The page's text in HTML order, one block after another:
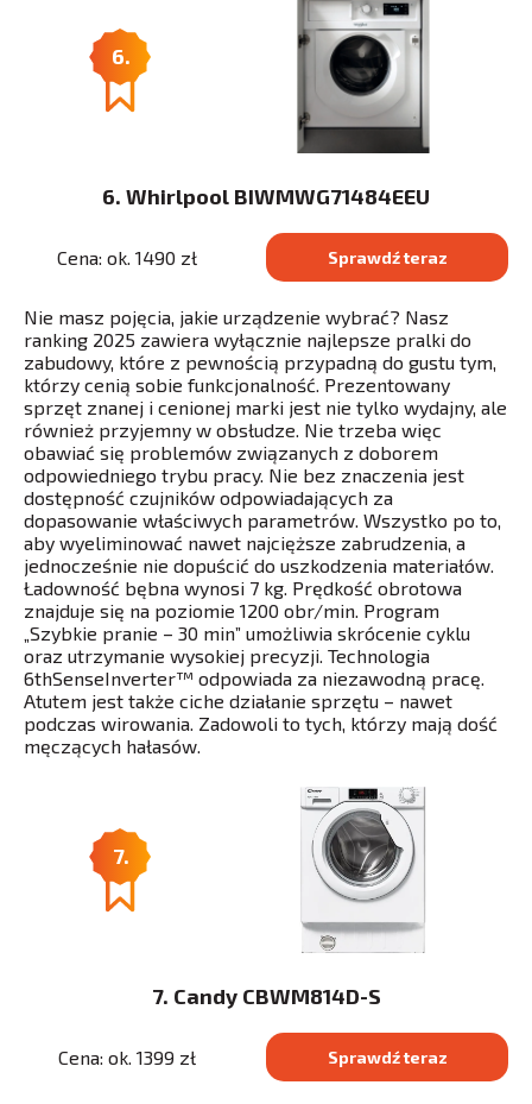
6.
6. Whirlpool BIWMWG71484EEU
Cena: ok. 1490 zł Sprawdź teraz
Nie masz pojęcia, jakie urządzenie wybrać? Nasz
ranking 2025 zawiera wyłącznie najlepsze pralki do
zabudowy, które z pewnością przypadną do gustu tym,
którzy cenią sobie funkcjonalność. Prezentowany
sprzęt znanej i cenionej marki jest nie tylko wydajny, ale
również przyjemny w obsłudze. Nie trzeba więc
obawiać się problemów związanych z doborem
odpowiedniego trybu pracy. Nie bez znaczenia jest
dostępność czujników odpowiadających za
dopasowanie właściwych parametrów. Wszystko po to,
aby wyeliminować nawet najcięższe zabrudzenia, a
jednocześnie nie dopuścić do uszkodzenia materiałów.
Ładowność bębna wynosi 7 kg. Prędkość obrotowa
znajduje się na poziomie 1200 obr/min. Program
„Szybkie pranie – 30 min” umożliwia skrócenie cyklu
oraz utrzymanie wysokiej precyzji. Technologia
6thSenseInverter™ odpowiada za niezawodną pracę.
Atutem jest także ciche działanie sprzętu – nawet
podczas wirowania. Zadowoli to tych, którzy mają dość
męczących hałasów.
7.
7. Candy CBWM814D-S
Cena: ok. 1399 zł Sprawdź teraz